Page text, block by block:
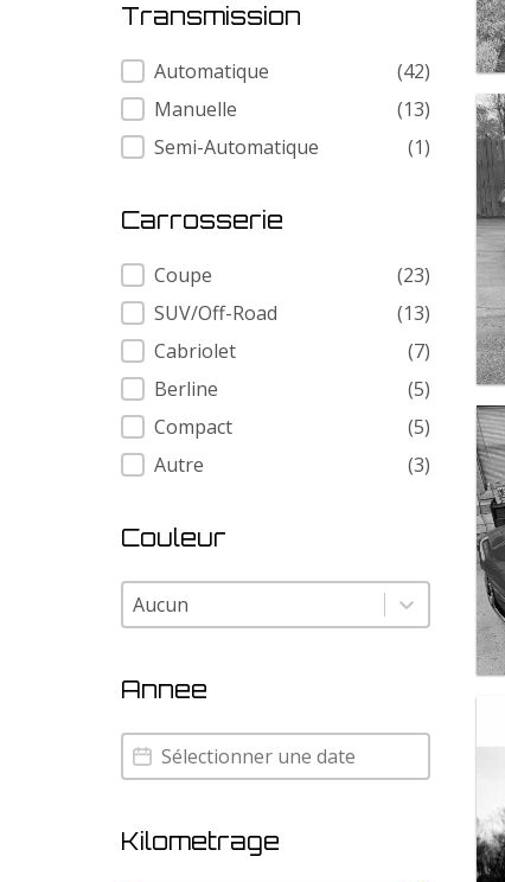
Transmission
Transmission
Automatique
(42)
Manuelle
(13)
Semi-Automatique
(1)
Carrosserie
Carrosserie
Coupe
(23)
SUV/Off-Road
(13)
Cabriolet
(7)
Berline
(5)
Compact
(5)
Autre
(3)
Couleur
Couleur
Couleur
Annee
Annee
Annee
Kilometrage